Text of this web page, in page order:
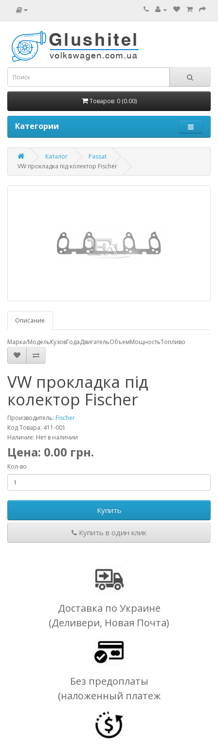
Товаров: 0 (0.00)
Категории
Каталог
Passat
VW прокладка під колектор Fischer
Описание
Марка/МодельКузовГодаДвигательОбъемМощностьТопливо
VW прокладка під
колектор Fischer
Производитель: Fischer
Код Товара: 411-001
Наличие: Нет в наличии
Цена: 0.00 грн.
Кол-во
Купить
Купить в один клик
Доставка по Украине
(Деливери, Новая Почта)
Без предоплаты
(наложенный платеж